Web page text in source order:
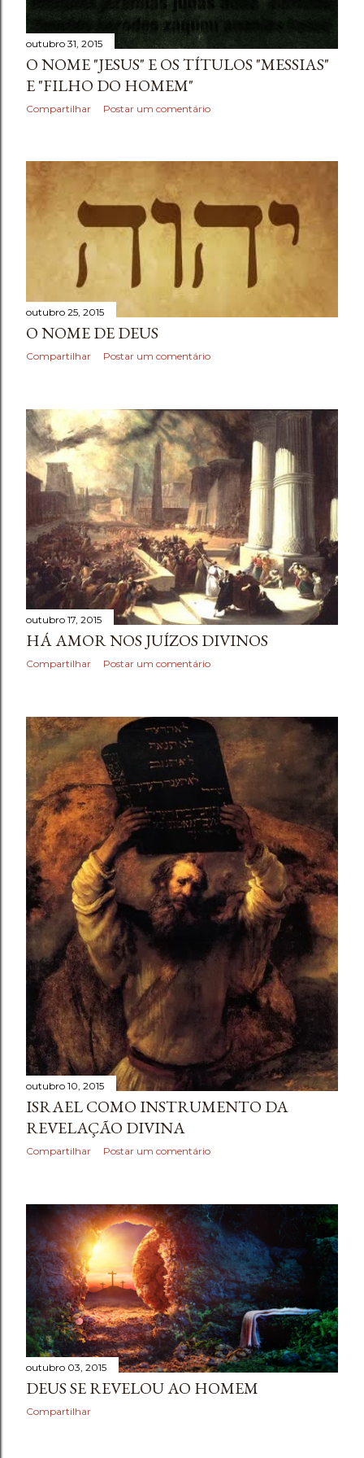
e
n
s
outubro 31, 2015
O NOME "JESUS" E OS TÍTULOS "MESSIAS"
E "FILHO DO HOMEM"
Compartilhar Postar um comentário
outubro 25, 2015
O NOME DE DEUS
Compartilhar Postar um comentário
outubro 17, 2015
HÁ AMOR NOS JUÍZOS DIVINOS
Compartilhar Postar um comentário
outubro 10, 2015
ISRAEL COMO INSTRUMENTO DA
REVELAÇÃO DIVINA
Compartilhar Postar um comentário
outubro 03, 2015
DEUS SE REVELOU AO HOMEM
Compartilhar